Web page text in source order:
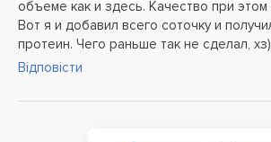
объеме как и здесь. Качество при
Вот я и добавил всего соточку и
протеин. Чего раньше так не сделал,
Відповісти